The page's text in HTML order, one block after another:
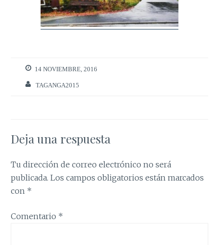
14 NOVIEMBRE, 2016
TAGANGA2015
Deja una respuesta
Tu dirección de correo electrónico no será
publicada. Los campos obligatorios están marcados
con *
Comentario *